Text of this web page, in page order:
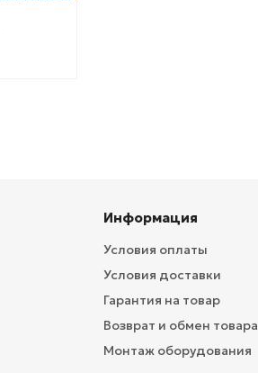
Информация
Условия оплаты
Условия доставки
Гарантия на товар
Возврат и обмен товара
Монтаж оборудования